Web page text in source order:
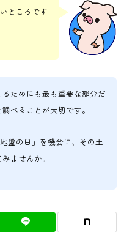
ところです
ためにも最も重要な部分だ
べることが大切です。
盤の日」を機会に、その土
ませんか。